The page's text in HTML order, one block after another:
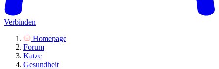
Verbinden
Homepage
Forum
Katze
Gesundheit